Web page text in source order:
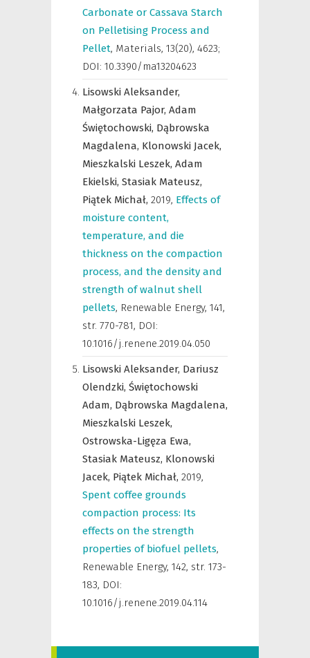
Carbonate or Cassava Starch
on Pelletising Process and
Pellet, Materials, 13(20), 4623;
DOI: 10.3390/ma13204623
Lisowski Aleksander,
Małgorzata Pajor, Adam
Świętochowski, Dąbrowska
Magdalena, Klonowski Jacek,
Mieszkalski Leszek, Adam
Ekielski, Stasiak Mateusz,
Piątek Michał, 2019, Effects of
moisture content,
temperature, and die
thickness on the compaction
process, and the density and
strength of walnut shell
pellets, Renewable Energy, 141,
str. 770-781, DOI:
10.1016/j.renene.2019.04.050
Lisowski Aleksander, Dariusz
Olendzki, Świętochowski
Adam, Dąbrowska Magdalena,
Mieszkalski Leszek,
Ostrowska-Ligęza Ewa,
Stasiak Mateusz, Klonowski
Jacek, Piątek Michał, 2019,
Spent coffee grounds
compaction process: Its
effects on the strength
properties of biofuel pellets,
Renewable Energy, 142, str. 173-
183, DOI:
10.1016/j.renene.2019.04.114